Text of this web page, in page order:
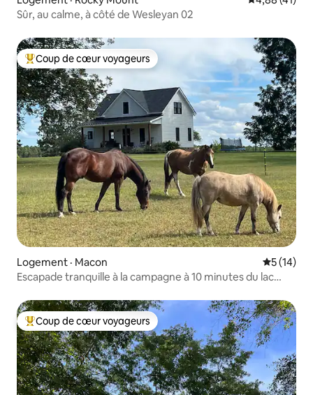
Sûr, au calme, à côté de Wesleyan 02
Coup de cœur voyageurs parmi les plus aimés
Coup de cœur voyageurs
Logement · Macon Note
5 (14)
Escapade tranquille à la campagne à 10 minutes du lac
Coup de cœur voyageurs parmi les plus aimés
Coup de cœur voyageurs